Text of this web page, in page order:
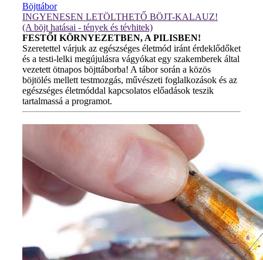
Böjttábor
INGYENESEN LETÖLTHETŐ BÖJT-KALAUZ!
(A böjt hatásai - tények és tévhitek)
FESTŐI KÖRNYEZETBEN, A PILISBEN!
Szeretettel várjuk az egészséges életmód iránt érdeklődőket
és a testi-lelki megújulásra vágyókat egy szakemberek által
vezetett ötnapos böjttáborba! A tábor során a közös
böjtölés mellett testmozgás, művészeti foglalkozások és az
egészséges életmóddal kapcsolatos előadások teszik
tartalmassá a programot.